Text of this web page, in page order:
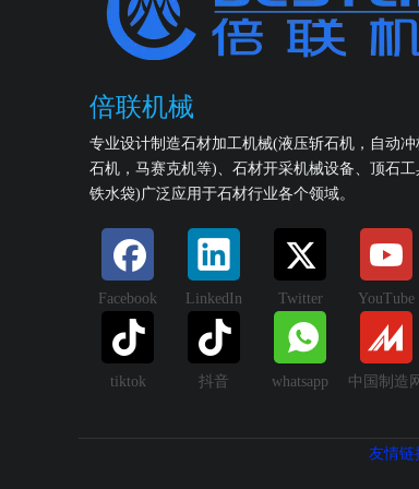
倍联机械
专业设计制造石材加工机械(液压斩石机，自动
石机，马赛克机等)、石材开采机械设备、顶石
铁水袋)广泛应用于石材行业各个领域。
Facebook LinkedIn Twitter YouTube
tiktok 抖音 whatsapp 中国制造
友情链